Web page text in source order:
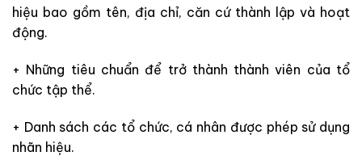
hiệu bao gồm tên, địa chỉ, căn cứ thành lập và hoạt
động.
+ Những tiêu chuẩn để trở thành thành viên của tổ
chức tập thể.
+ Danh sách các tổ chức, cá nhân được phép sử dụng
nhãn hiệu.